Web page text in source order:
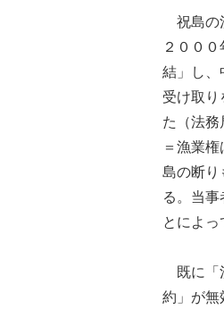
祝島の
２００
結」し、
受け取り
た（法務
＝漁業
島の断り
る。当
とによっ
既に「
約」が無